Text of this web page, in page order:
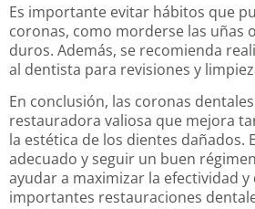
Es importante evitar hábitos que
coronas, como morderse las uñas
duros. Además, se recomienda
al dentista para revisiones y
En conclusión, las coronas
restauradora valiosa que mejora
la estética de los dientes dañados.
adecuado y seguir un buen
ayudar a maximizar la efectividad
importantes restauraciones